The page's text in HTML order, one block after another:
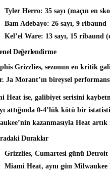
Tyler Herro: 35 sayı (maçın en
Bam Adebayo: 26 sayı, 9 ribaund
Kel’el Ware: 13 sayı, 15 ribaund
Değerlendirme
Grizzlies, sezonun en kritik
Ja Morant’ın bireysel
Heat ise, galibiyet serisini
attığında 0-4’lük kötü bir
kazanmasıyla Heat artık
Duraklar
Grizzlies, Cumartesi günü Detroit
Miami Heat, aynı gün Milwaukee